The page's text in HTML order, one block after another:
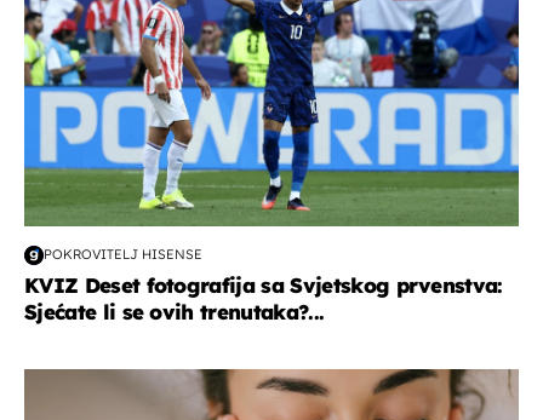
POKROVITELJ HISENSE
KVIZ Deset fotografija sa Svjetskog prvenstva:
Sjećate li se ovih trenutaka?...
moda & ljepota